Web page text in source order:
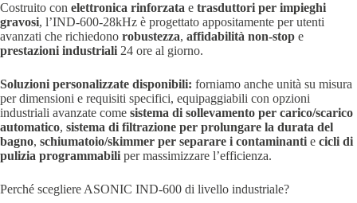
Costruito con elettronica rinforzata e trasduttori per impieghi
gravosi, l’IND-600-28kHz è progettato appositamente per utenti
avanzati che richiedono robustezza, affidabilità non-stop e
prestazioni industriali 24 ore al giorno.
Soluzioni personalizzate disponibili: forniamo anche unità su misura
per dimensioni e requisiti specifici, equipaggiabili con opzioni
industriali avanzate come sistema di sollevamento per carico/scarico
automatico, sistema di filtrazione per prolungare la durata del
bagno, schiumatoio/skimmer per separare i contaminanti e cicli di
pulizia programmabili per massimizzare l’efficienza.
Perché scegliere ASONIC IND-600 di livello industriale?